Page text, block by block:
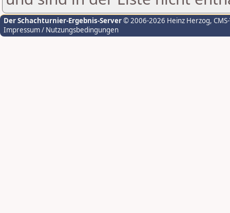
Der Schachturnier-Ergebnis-Server© 2006-2026 Heinz Herzog,
Impressum / Nutzungsbedingungen